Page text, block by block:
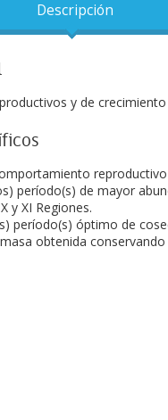
Descripción
y de
período(s) de mayor
y XI Regiones.
período(s) óptimo de
obtenida